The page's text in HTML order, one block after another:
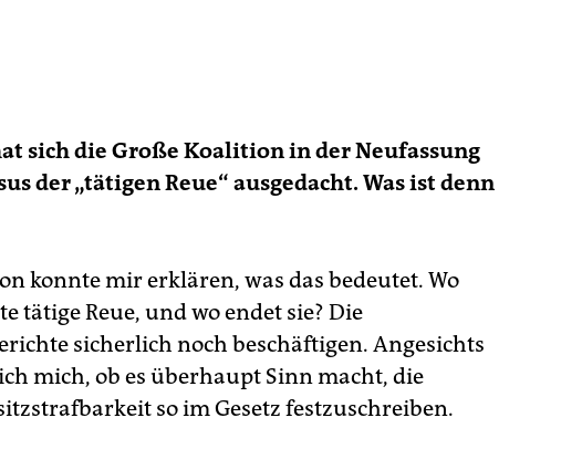
sich die Große Koalition in der Neufassung
der „tätigen Reue“ ausgedacht. Was ist denn
konnte mir erklären, was das bedeutet. Wo
tätige Reue, und wo endet sie? Die
sicherlich noch beschäftigen. Angesichts
mich, ob es überhaupt Sinn macht, die
so im Gesetz festzuschreiben.